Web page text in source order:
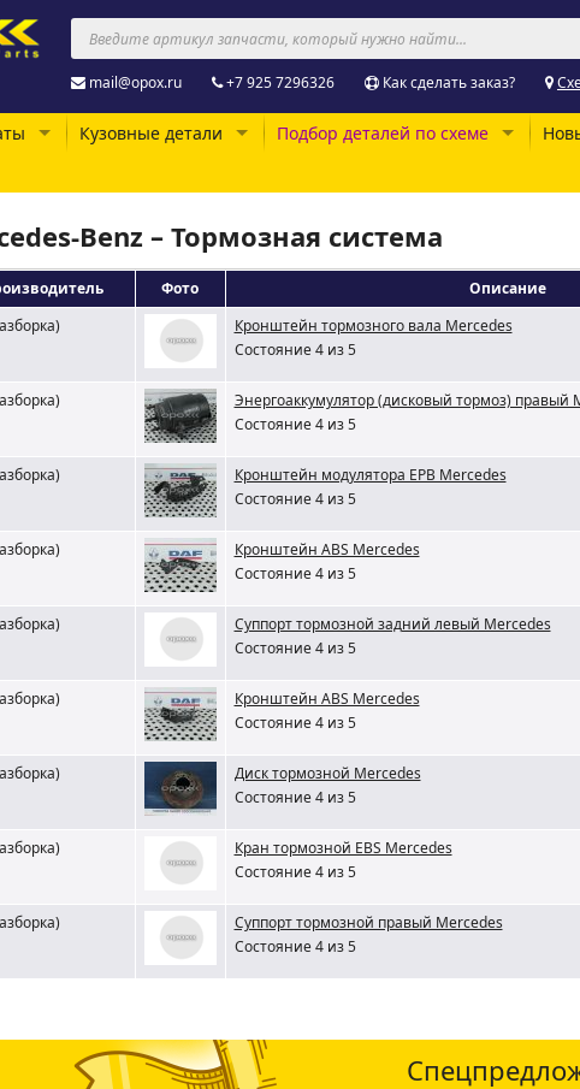
mail@opox.ru +7 925 7296326 Как сделать заказ?
Кузовные детали Подбор деталей по схеме
Benz – Тормозная система
Фото Описание
Кронштейн тормозного вала Mercedes
Состояние 4 из 5
Энергоаккумулятор (дисковый тормоз) правый
Состояние 4 из 5
Кронштейн модулятора EPB Mercedes
Состояние 4 из 5
Кронштейн ABS Mercedes
Состояние 4 из 5
Суппорт тормозной задний левый Mercedes
Состояние 4 из 5
Кронштейн ABS Mercedes
Состояние 4 из 5
Диск тормозной Mercedes
Состояние 4 из 5
Кран тормозной EBS Mercedes
Состояние 4 из 5
Суппорт тормозной правый Mercedes
Состояние 4 из 5